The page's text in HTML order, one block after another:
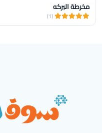
مخرطة البركه
(1)